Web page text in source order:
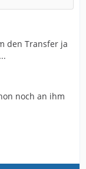
den Transfer ja
noch an ihm